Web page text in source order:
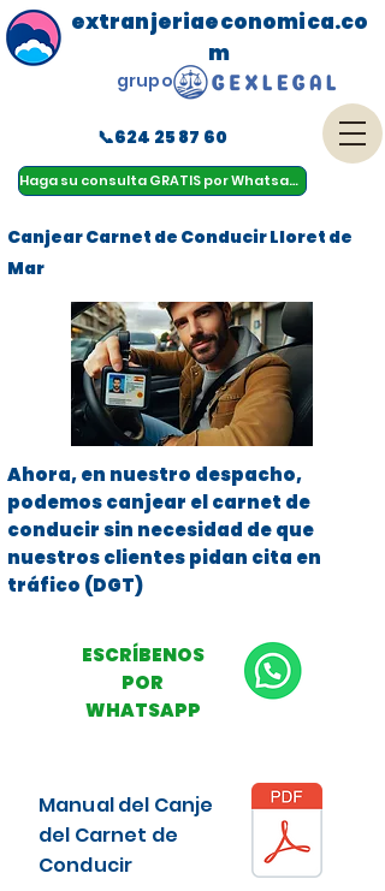
Haga su consulta GRATIS por Whatsapp
menu
extranjeriaeconomica.co
m
📞624 25 87 60
grupo
Canjear Carnet de Conducir Lloret de
Mar
Ahora, en nuestro despacho,
podemos canjear el carnet de
conducir sin necesidad de que
nuestros clientes pidan cita en
tráfico (DGT)
ESCRÍBENOS
POR
WHATSAPP
Manual del Canje
del Carnet de
Conducir